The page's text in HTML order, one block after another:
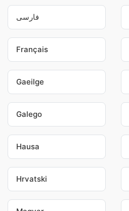
فارسی
Français
Gaeilge
Galego
Hausa
Hrvatski